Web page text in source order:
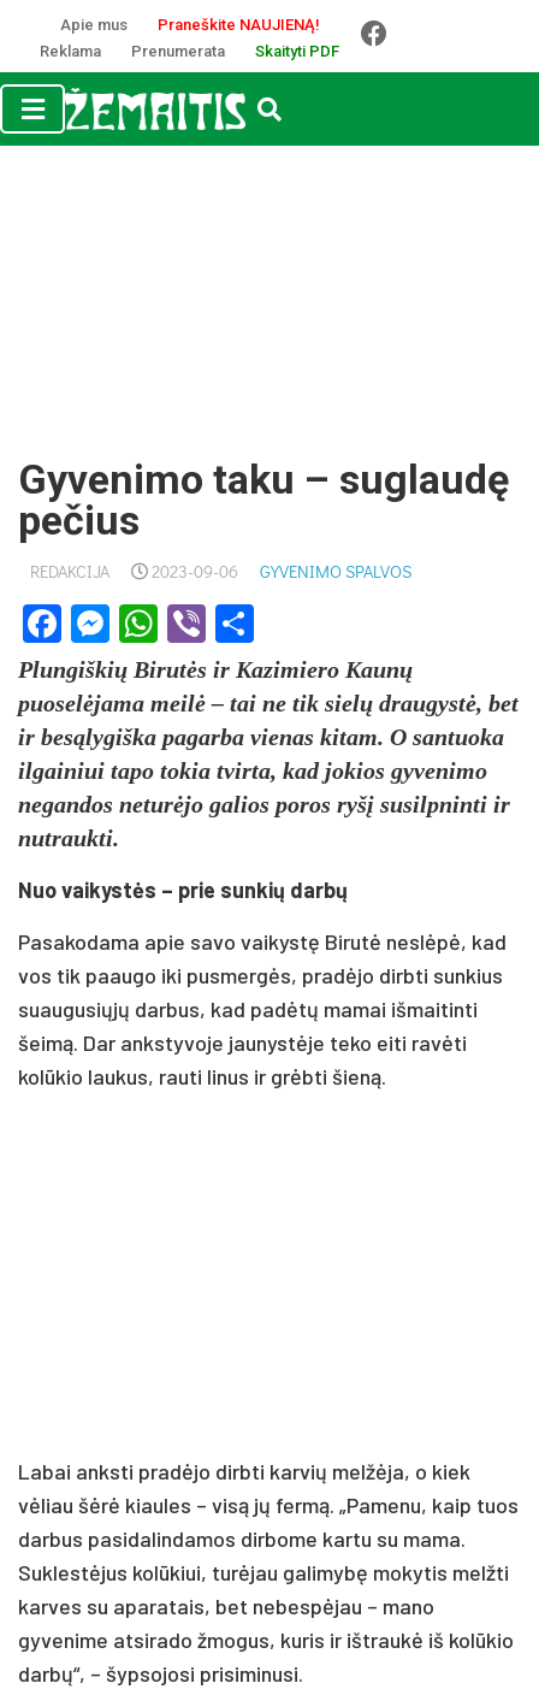
Apie mus
Praneškite NAUJIENĄ!
Reklama
Prenumerata Skaityti PDF
Gyvenimo taku – suglaudę
pečius
REDAKCIJA 2023-09-06 GYVENIMO SPALVOS
Facebook
Messenger
WhatsApp
Viber
Plungiškių Birutės ir Kazimiero Kaunų
puoselėjama meilė – tai ne tik sielų draugystė, bet
ir besąlygiška pagarba vienas kitam. O santuoka
ilgainiui tapo tokia tvirta, kad jokios gyvenimo
negandos neturėjo galios poros ryšį susilpninti ir
nutraukti.
Nuo vaikystės – prie sunkių darbų
Pasakodama apie savo vaikystę Birutė neslėpė, kad
vos tik paaugo iki pusmergės, pradėjo dirbti sunkius
suaugusiųjų darbus, kad padėtų mamai išmaitinti
šeimą. Dar ankstyvoje jaunystėje teko eiti ravėti
kolūkio laukus, rauti linus ir grėbti šieną.
Labai anksti pradėjo dirbti karvių melžėja, o kiek
vėliau šėrė kiaules – visą jų fermą. „Pamenu, kaip tuos
darbus pasidalindamos dirbome kartu su mama.
Suklestėjus kolūkiui, turėjau galimybę mokytis melžti
karves su aparatais, bet nebespėjau – mano
gyvenime atsirado žmogus, kuris ir ištraukė iš kolūkio
darbų“, – šypsojosi prisiminusi.